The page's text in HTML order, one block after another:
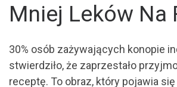
Mniej Leków Na
30% osób zażywających konopie
stwierdziło, że zaprzestało
receptę. To obraz, który pojawia